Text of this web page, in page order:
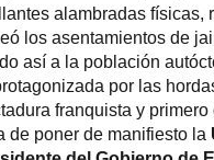
alambradas físicas,
los asentamientos de
así a la población
por las
franquista y
de poner de manifiesto la